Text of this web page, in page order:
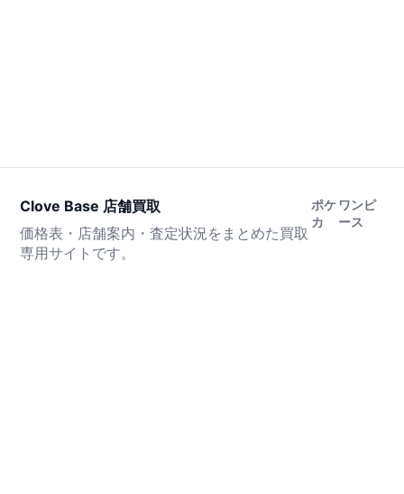
Clove Base 店舗買取
価格表・店舗案内・査定状況をまとめた買取
専用サイトです。
ポケ
カ
ワンピ
ース